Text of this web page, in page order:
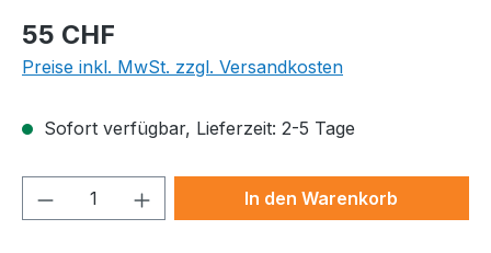
Regulärer Preis:
55 CHF
Preise inkl. MwSt. zzgl. Versandkosten
Sofort verfügbar, Lieferzeit: 2-5 Tage
Produkt Anzahl: Gib denIn den Warenkorb